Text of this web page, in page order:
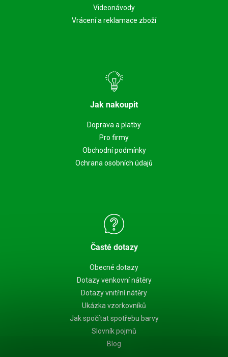
Videonávody
Vrácení a reklamace zboží
Jak nakoupit
Doprava a platby
Pro firmy
Obchodní podmínky
Ochrana osobních údajů
Časté dotazy
Obecné dotazy
Dotazy venkovní nátěry
Dotazy vnitřní nátěry
Ukázka vzorkovníků
Jak spočítat spotřebu barvy
Slovník pojmů
Blog